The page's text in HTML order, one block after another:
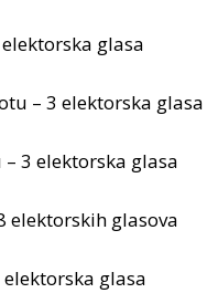
glasa
– 3 elektorska glasa
3 elektorska glasa
elektorskih glasova
glasa